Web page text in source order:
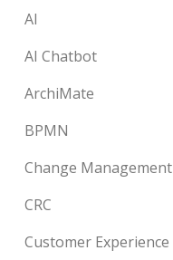
AI
AI Chatbot
ArchiMate
BPMN
Change Management
CRC
Customer Experience